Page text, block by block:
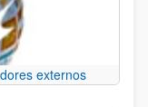
externos